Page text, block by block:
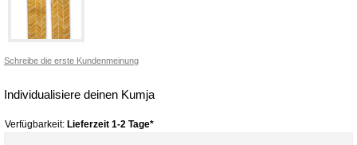
Schreibe die erste Kundenmeinung
Individualisiere deinen Kumja
Verfügbarkeit: Lieferzeit 1-2 Tage*